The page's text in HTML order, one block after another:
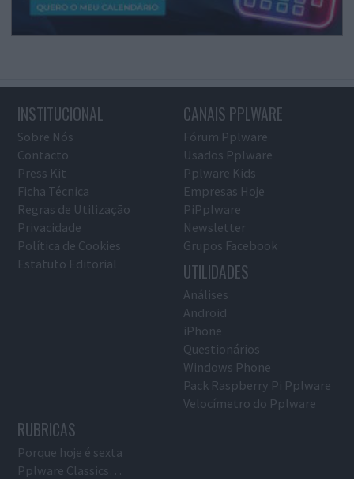
INSTITUCIONAL
Sobre Nós
Contacto
Press Kit
Ficha Técnica
Regras de Utilização
Privacidade
Política de Cookies
Estatuto Editorial
CANAIS PPLWARE
Fórum Pplware
Usados Pplware
Pplware Kids
Empresas Hoje
PiPplware
Newsletter
Grupos Facebook
UTILIDADES
Análises
Android
iPhone
Questionários
Windows Phone
Pack Raspberry Pi Pplware
Velocímetro do Pplware
RUBRICAS
Porque hoje é sexta
Pplware Classics…